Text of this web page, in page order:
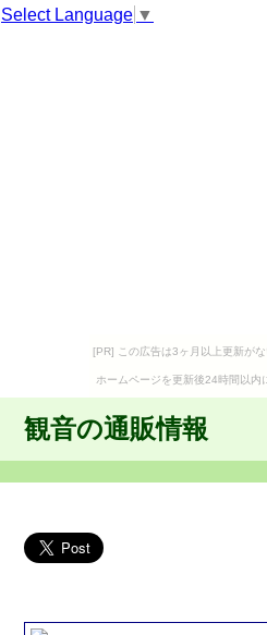
Select Language ▼
[PR] この広告は3ヶ月以上更新がな
ホームページを更新後24時間以内
観音の通販情報